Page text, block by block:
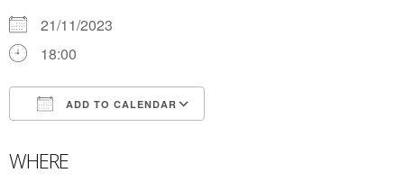
21/11/2023
18:00
ADD TO CALENDAR
WHERE